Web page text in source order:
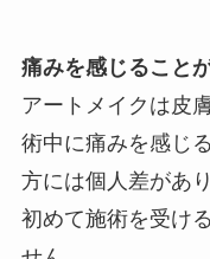
痛みを感じること
アートメイクは皮
術中に痛みを感じ
方には個人差があ
初めて施術を受け